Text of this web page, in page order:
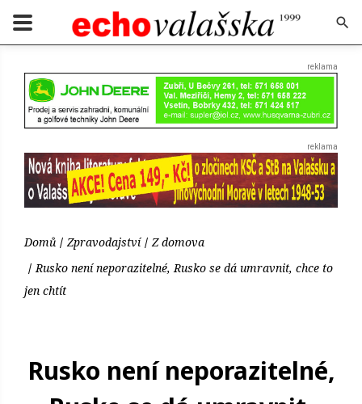
Domů Zpravodajství
Z domova
Rusko není neporazitelné, Rusko se dá umravnit, chce to
jen chtít
Rusko není neporazitelné,